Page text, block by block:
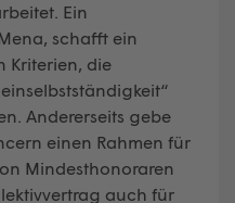
Ein
schafft ein
Kriterien, die
Andererseits gebe
einen Rahmen für
Mindesthonoraren
auch für